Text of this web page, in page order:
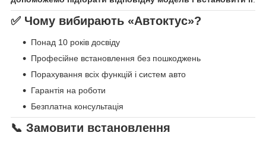
✅ Чому вибирають «Автоктус»?
Понад 10 років досвіду
Професійне встановлення без пошкоджень
Порахування всіх функцій і систем авто
Гарантія на роботи
Безплатна консультація
📞 Замовити встановлення